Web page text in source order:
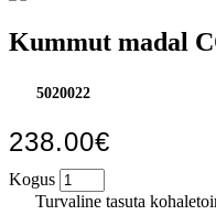
Kummut madal
5020022
238.00€
Kogus
Turvaline tasuta